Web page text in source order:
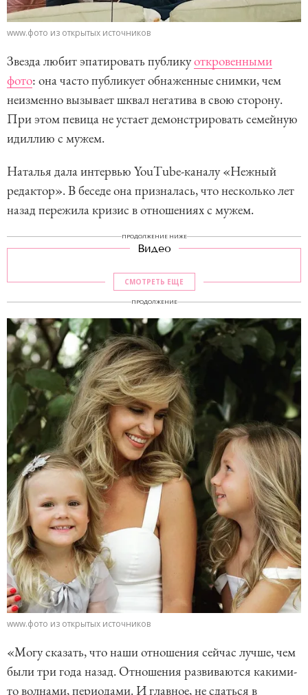
www.фото из открытых источников
Звезда любит эпатировать публикуоткровенными
фото: она часто публикует обнаженные снимки, чем
неизменно вызывает шквал негатива в свою сторону.
При этом певица не устает демонстрировать семейную
идиллию с мужем.
Наталья дала интервью YouTube-каналу «Нежный
редактор». В беседе она призналась, что несколько лет
назад пережила кризис в отношениях с мужем.
ПРОДОЛЖЕНИЕ НИЖЕ
Видео
СМОТРЕТЬ ЕЩЕ
ПРОДОЛЖЕНИЕ
www.фото из открытых источников
«Могу сказать, что наши отношения сейчас лучше, чем
были три года назад. Отношения развиваются какими-
то волнами, периодами. И главное, не сдаться в